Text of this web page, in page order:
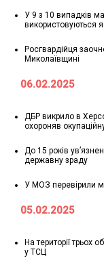
У 9 з 10 випадків
використовуються
Росгвардійця
Миколаївщині
06.02.2025
ДБР викрило в
охороняв
До 15 років
державну зраду
У МОЗ перевірили
05.02.2025
На території трьох
у ТСЦ